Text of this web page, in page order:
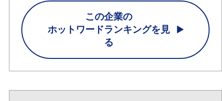
この企業の
ホットワードランキングを見
る